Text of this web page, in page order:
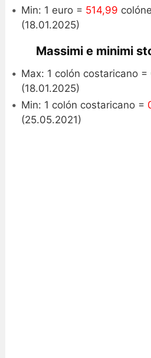
Min: 1 euro = 514,99
(18.01.2025)
Massimi e minimi
Max: 1 colón costaricano =
(18.01.2025)
Min: 1 colón costaricano =
(25.05.2021)